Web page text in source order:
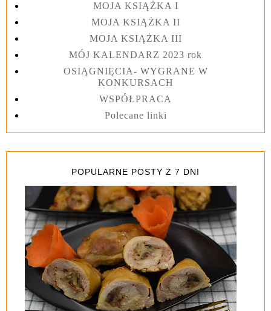
MOJA KSIĄŻKA I
MOJA KSIĄŻKA II
MOJA KSIĄŻKA III
MÓJ KALENDARZ 2023 rok
OSIĄGNIĘCIA- WYGRANE W
KONKURSACH
WSPÓŁPRACA
Polecane linki
POPULARNE POSTY Z 7 DNI